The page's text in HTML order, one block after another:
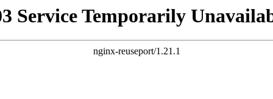
Service Temporarily
nginx-reuseport/1.21.1